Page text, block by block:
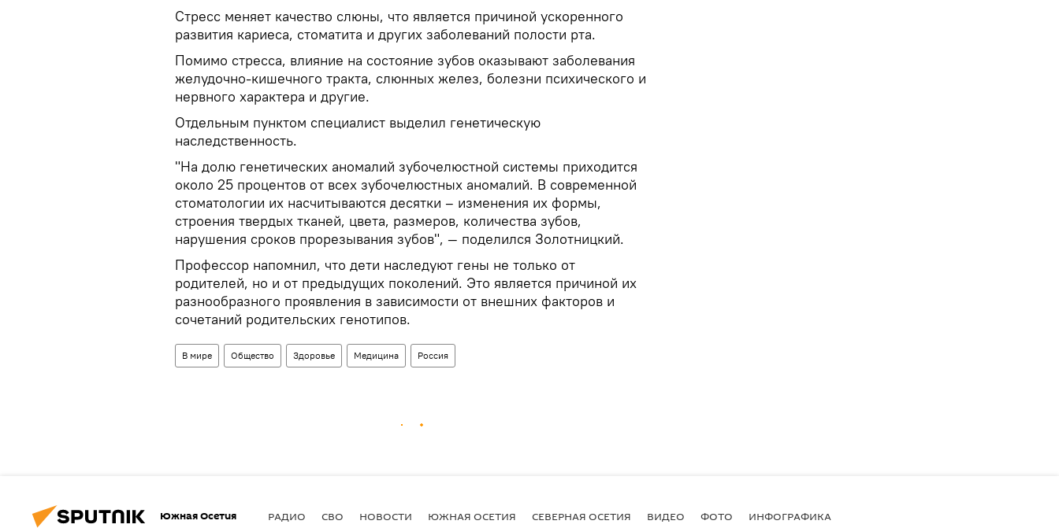
Стресс меняет качество слюны, что является причиной ускоренного
развития кариеса, стоматита и других заболеваний полости рта.
Помимо стресса, влияние на состояние зубов оказывают заболевания
желудочно-кишечного тракта, слюнных желез, болезни психического и
нервного характера и другие.
Отдельным пунктом специалист выделил генетическую
наследственность.
"На долю генетических аномалий зубочелюстной системы приходится
около 25 процентов от всех зубочелюстных аномалий. В современной
стоматологии их насчитываются десятки – изменения их формы,
строения твердых тканей, цвета, размеров, количества зубов,
нарушения сроков прорезывания зубов", — поделился Золотницкий.
Профессор напомнил, что дети наследуют гены не только от
родителей, но и от предыдущих поколений. Это является причиной их
разнообразного проявления в зависимости от внешних факторов и
сочетаний родительских генотипов.
В мире Общество Здоровье Медицина Россия
Южная Осетия РАДИО СВО НОВОСТИ ЮЖНАЯ ОСЕТИЯ СЕВЕРНАЯ ОСЕТИЯ ВИДЕО ФОТО ИНФОГРАФИКА